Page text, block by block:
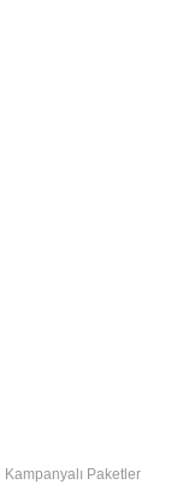
Kampanyalı Paketler